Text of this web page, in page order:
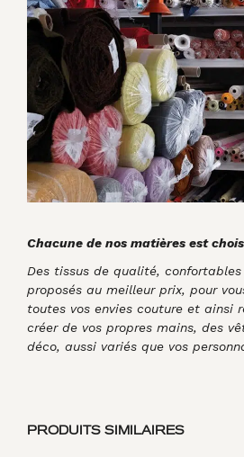
Chacune de nos matières est
Des tissus de qualité,
proposés au meilleur prix, pour
toutes vos envies couture et ainsi
créer de vos propres mains, des
déco, aussi variés que vos
PRODUITS SIMILAIRES